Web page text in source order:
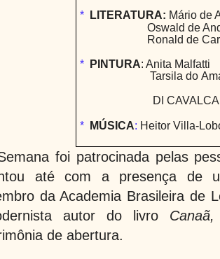
* LITERATURA: Mário de
Oswald de
Ronald de
* PINTURA: Anita Malfatti
Tarsila do
DI
* MÚSICA: Heitor Villa-
foi patrocinada pelas
até com a presença de
da Academia Brasileira de
autor do livro Canaã,
de abertura.